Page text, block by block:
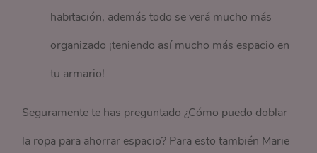
habitación, además todo se verá mucho más
organizado ¡teniendo así mucho más espacio en
tu armario!
Seguramente te has preguntado ¿Cómo puedo doblar
la ropa para ahorrar espacio? Para esto también Marie